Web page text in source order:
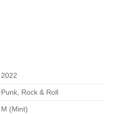
2022
Punk, Rock & Roll
M (Mint)